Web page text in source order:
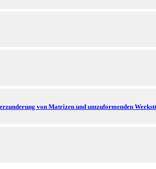
von Matrizen und umzuformenden